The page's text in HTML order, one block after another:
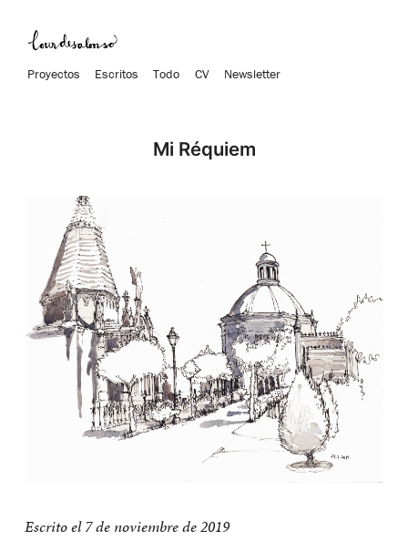
Proyectos Escritos Todo CV Newsletter
Mi Réquiem
Escrito el 7 de noviembre de 2019